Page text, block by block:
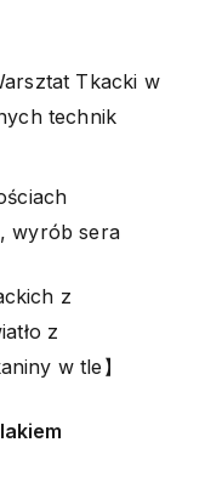
Tkacki w
technik
wyrób sera
z
z
w tle】